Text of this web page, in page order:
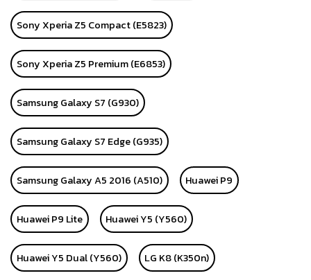
Sony Xperia Z5 Compact (E5823)
Sony Xperia Z5 Premium (E6853)
Samsung Galaxy S7 (G930)
Samsung Galaxy S7 Edge (G935)
Samsung Galaxy A5 2016 (A510) Huawei P9
Huawei P9 Lite Huawei Y5 (Y560)
Huawei Y5 Dual (Y560) LG K8 (K350n)